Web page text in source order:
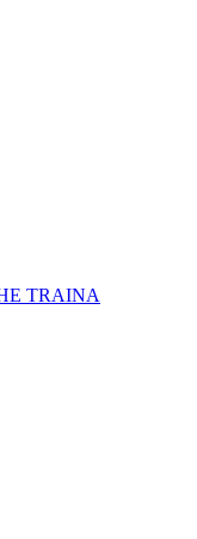
TRAINA